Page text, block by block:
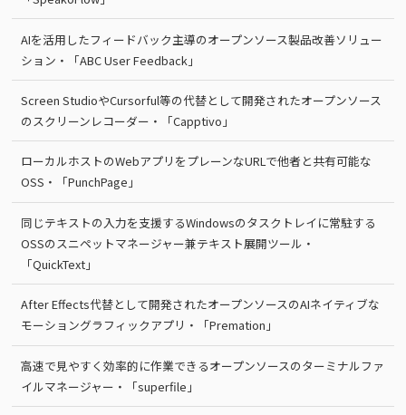
AIを活用したフィードバック主導のオープンソース製品改善ソリュー
ション・「ABC User Feedback」
Screen StudioやCursorful等の代替として開発されたオープンソース
のスクリーンレコーダー・「Capptivo」
ローカルホストのWebアプリをプレーンなURLで他者と共有可能な
OSS・「PunchPage」
同じテキストの入力を支援するWindowsのタスクトレイに常駐する
OSSのスニペットマネージャー兼テキスト展開ツール・
「QuickText」
After Effects代替として開発されたオープンソースのAIネイティブな
モーショングラフィックアプリ・「Premation」
高速で見やすく効率的に作業できるオープンソースのターミナルファ
イルマネージャー・「superfile」